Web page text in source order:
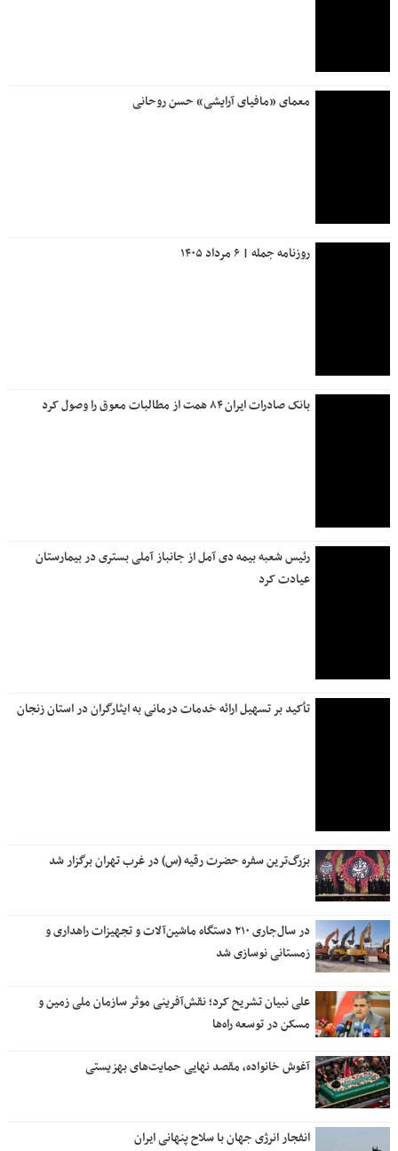
معمای «مافیای آرایشی» حسن روحانی
روزنامه جمله | ۶ مرداد ۱۴۰۵
بانک صادرات ایران ۸۴ همت از مطالبات معوق را وصول کرد
رئیس شعبه بیمه دی آمل از جانباز آملی بستری در بیمارستان
عیادت کرد
تأکید بر تسهیل ارائه خدمات درمانی به ایثارگران در استان زنجان
بزرگ‌ترین سفره حضرت رقیه (س) در غرب تهران برگزار شد
در سال‌جاری ۲۱۰ دستگاه ماشین‌آلات و تجهیزات راهداری و
زمستانی نوسازی شد
علی نبیان تشریح کرد؛ نقش‌آفرینی موثر سازمان ملی زمین و
مسکن در توسعه راه‌ها
آغوش خانواده، مقصد نهایی حمایت‌های بهزیستی
انفجار انرژی جهان با سلاح پنهانی ایران